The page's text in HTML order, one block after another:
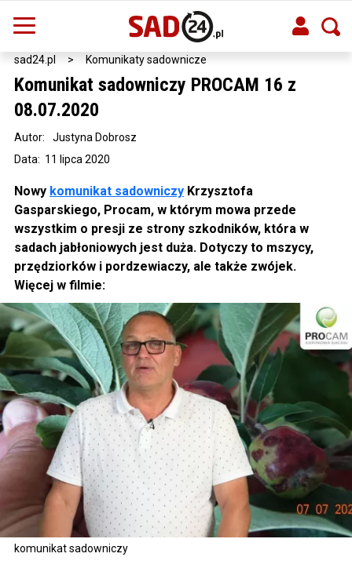
sad24.pl > Komunikaty sadownicze
komunikat sadowniczy
Komunikat sadowniczy PROCAM 16 z
08.07.2020
Data: 11 lipca 2020
Autor: Justyna Dobrosz
Nowy komunikat sadowniczy Krzysztofa
Gasparskiego, Procam, w którym mowa przede
wszystkim o presji ze strony szkodników, która w
sadach jabłoniowych jest duża. Dotyczy to mszycy,
przędziorków i pordzewiaczy, ale także zwójek.
Więcej w filmie: